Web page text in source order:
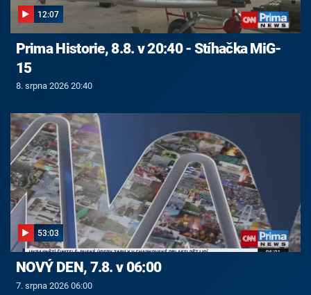
12:07
Prima Historie, 8.8. v 20:40 - Stíhačka MiG-
15
8. srpna 2026 20:40
53:03
NOVÝ DEN, 7.8. v 06:00
7. srpna 2026 06:00